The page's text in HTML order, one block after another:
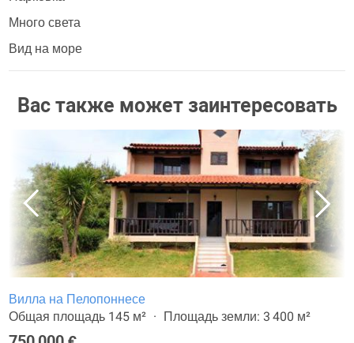
Много света
Вид на море
Вас также может заинтересовать
Вилла на Пелопоннесе
Общая площадь 145 м²
Площадь земли: 3 400 м²